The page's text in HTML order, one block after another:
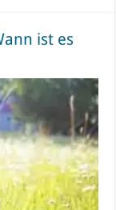
ist es